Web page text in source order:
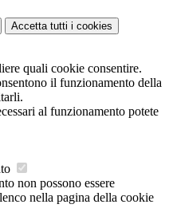
Accetta tutti i cookies
quali cookie consentire.
il funzionamento della
al funzionamento potete
non possono essere
nella pagina della cookie